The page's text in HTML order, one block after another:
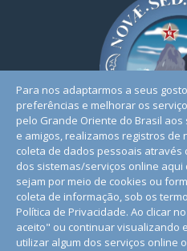
© 2026. Todos os Direitos
Política de
Para nos adaptarmos a seus
preferências e melhorar os
pelo Grande Oriente do Brasil aos
e amigos, realizamos registros de
coleta de dados pessoais através
dos sistemas/serviços online aqui
sejam por meio de cookies ou
coleta de informação, sob os
Política de Privacidade. Ao clicar
aceito" ou continuar visualizando
utilizar algum dos serviços online